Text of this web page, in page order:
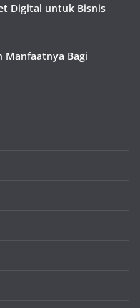
Digital untuk Bisnis
Manfaatnya Bagi